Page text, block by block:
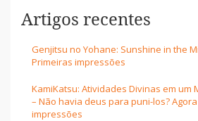
Artigos recentes
Genjitsu no Yohane: Sunshine in the
Primeiras impressões
KamiKatsu: Atividades Divinas em um
– Não havia deus para puni-los?
impressões